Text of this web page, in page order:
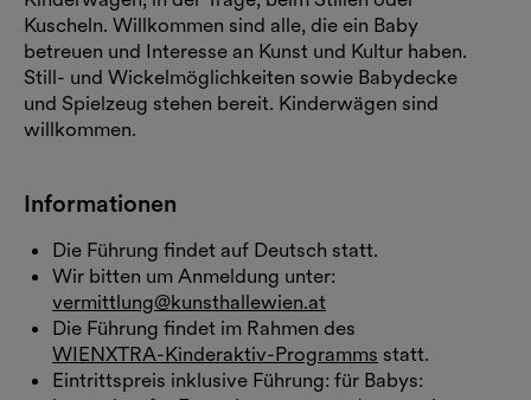
Kuscheln. Willkommen sind alle, die ein Baby
betreuen und Interesse an Kunst und Kultur haben.
Still- und Wickelmöglichkeiten sowie Babydecke
und Spielzeug stehen bereit. Kinderwägen sind
willkommen.
Informationen
Die Führung findet auf Deutsch statt.
Wir bitten um Anmeldung unter:
vermittlung@kunsthallewien.at
Die Führung findet im Rahmen des
WIENXTRA-Kinderaktiv-Programms statt.
Eintrittspreis inklusive Führung: für Babys: